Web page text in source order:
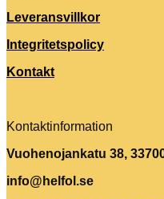
Leveransvillkor
Integritetspolicy
Kontakt
Kontaktinformation
Vuohenojankatu 38,
info@helfol.se